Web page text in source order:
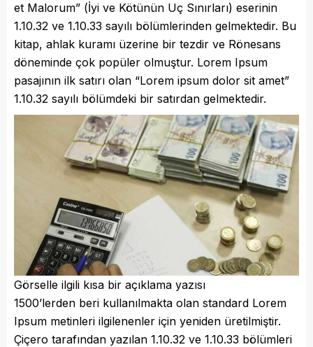
et Malorum” (İyi ve Kötünün Uç Sınırları) eserinin
1.10.32 ve 1.10.33 sayılı bölümlerinden gelmektedir. Bu
kitap, ahlak kuramı üzerine bir tezdir ve Rönesans
döneminde çok popüler olmuştur. Lorem Ipsum
pasajının ilk satırı olan “Lorem ipsum dolor sit amet”
1.10.32 sayılı bölümdeki bir satırdan gelmektedir.
Görselle ilgili kısa bir açıklama yazısı
1500’lerden beri kullanılmakta olan standard Lorem
Ipsum metinleri ilgilenenler için yeniden üretilmiştir.
Çiçero tarafından yazılan 1.10.32 ve 1.10.33 bölümleri